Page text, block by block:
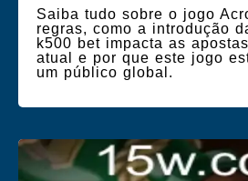
Saiba tudo sobre o jogo
regras, como a introdução
k500 bet impacta as
atual e por que este jogo
um público global.